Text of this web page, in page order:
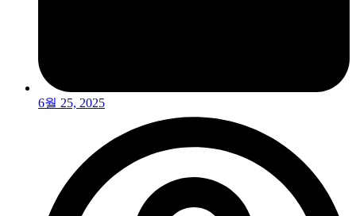
6월 25, 2025